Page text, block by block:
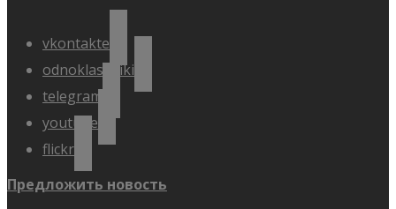
vkontakte
odnoklassniki
telegram
youtube
flickr
Предложить новость